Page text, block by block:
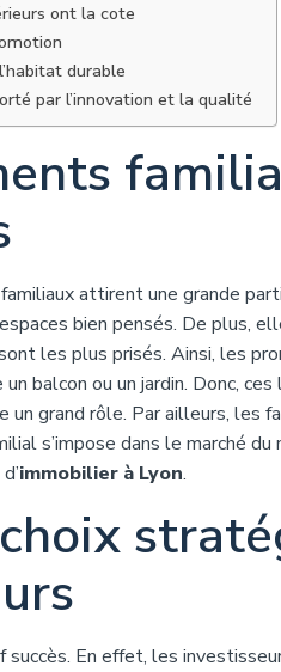
ont la cote
durable
par l’innovation et la qualité
attirent une grande
bien pensés. De plus,
les plus prisés. Ainsi, les
un balcon ou un jardin. Donc,
un grand rôle. Par ailleurs, les
s’impose dans le marché
immobilier à Lyon.
En effet, les